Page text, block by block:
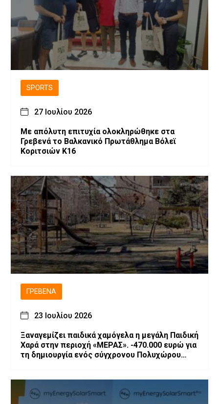
SPORTS
27 Ιουλίου 2026
Με απόλυτη επιτυχία ολοκληρώθηκε στα
Γρεβενά το Βαλκανικό Πρωτάθλημα Βόλεϊ
Κοριτσιών Κ16
ΓΡΕΒΕΝΆ
23 Ιουλίου 2026
Ξαναγεμίζει παιδικά χαμόγελα η μεγάλη Παιδική
Χαρά στην περιοχή «ΜΕΡΑΣ». -470.000 ευρώ για
τη δημιουργία ενός σύγχρονου Πολυχώρου